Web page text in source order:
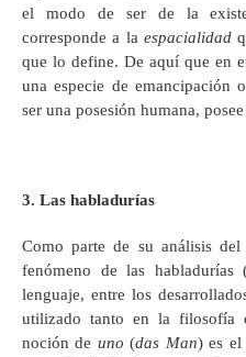
el modo de ser de la
corresponde a la espacialidad
que lo define. De aquí que en
una especie de emancipación
ser una posesión humana,
3. Las habladurías
Como parte de su análisis
fenómeno de las habladurías
lenguaje, entre los
utilizado tanto en la filosofía
noción de uno (das Man) es el